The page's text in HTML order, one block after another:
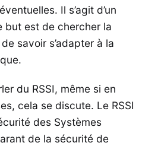
Il s’agit d’un
but est de chercher la
savoir s’adapter à la
du RSSI, même si en
cela se discute. Le RSSI
des Systèmes
de la sécurité de